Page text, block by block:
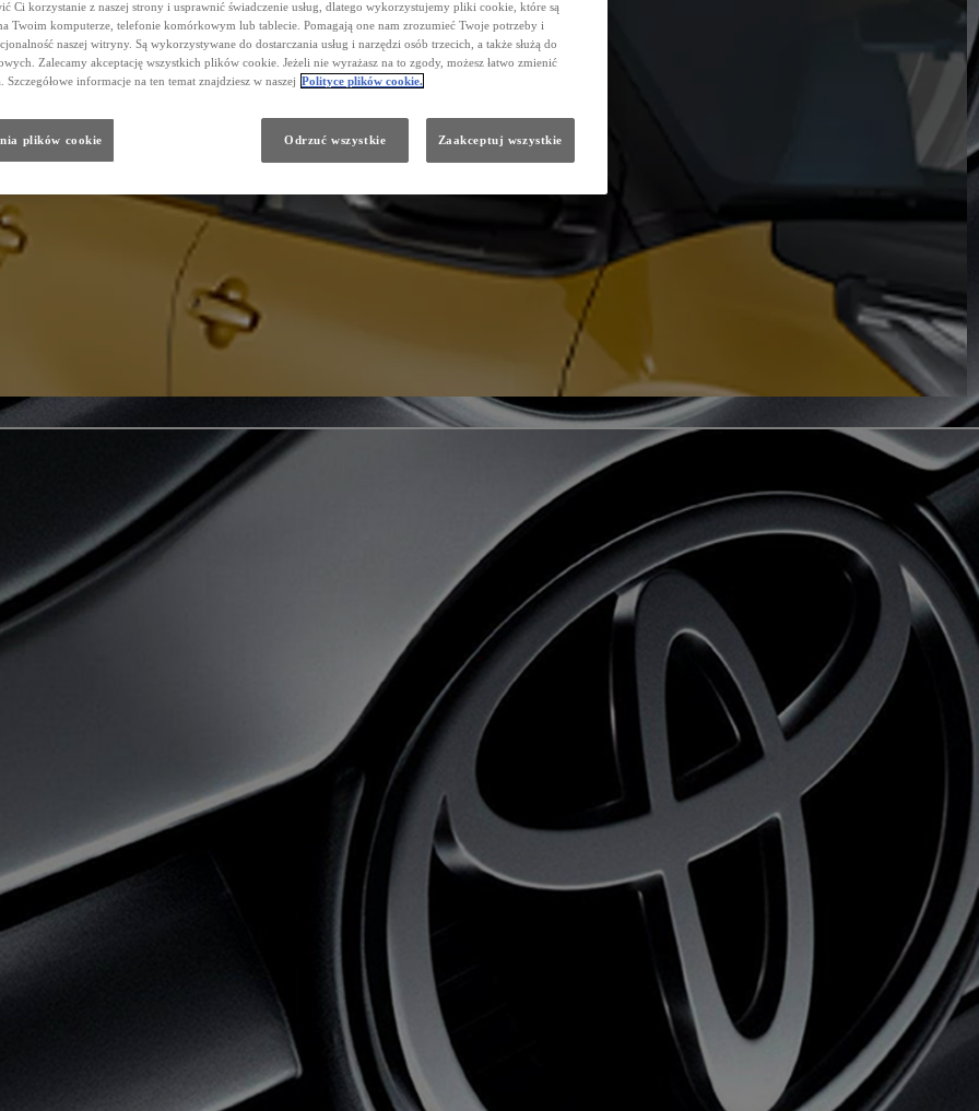
Ci korzystanie z naszej strony i usprawnić świadczenie usług, dlatego wykorzystujemy pliki cookie, które są
Twoim komputerze, telefonie komórkowym lub tablecie. Pomagają one nam zrozumieć Twoje potrzeby i
naszej witryny. Są wykorzystywane do dostarczania usług i narzędzi osób trzecich, a także służą do
Zalecamy akceptację wszystkich plików cookie. Jeżeli nie wyrażasz na to zgody, możesz łatwo zmienić
Szczegółowe informacje na ten temat znajdziesz w naszej Polityce plików cookie.
Odrzuć wszystkie Zaakceptuj wszystkie
plików cookie